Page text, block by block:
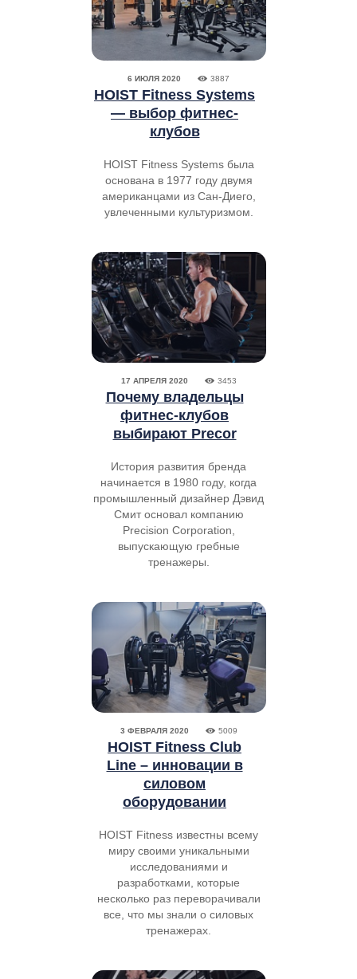
6 ИЮЛЯ 2020 3887
HOIST Fitness Systems
— выбор фитнес-
клубов
HOIST Fitness Systems была
основана в 1977 году двумя
американцами из Сан-Диего,
увлеченными культуризмом.
17 АПРЕЛЯ 2020 3453
Почему владельцы
фитнес-клубов
выбирают Precor
История развития бренда
начинается в 1980 году, когда
промышленный дизайнер Дэвид
Смит основал компанию
Precision Corporation,
выпускающую гребные
тренажеры.
3 ФЕВРАЛЯ 2020 5009
HOIST Fitness Club
Line – инновации в
силовом
оборудовании
HOIST Fitness известны всему
миру своими уникальными
исследованиями и
разработками, которые
несколько раз переворачивали
все, что мы знали о силовых
тренажерах.